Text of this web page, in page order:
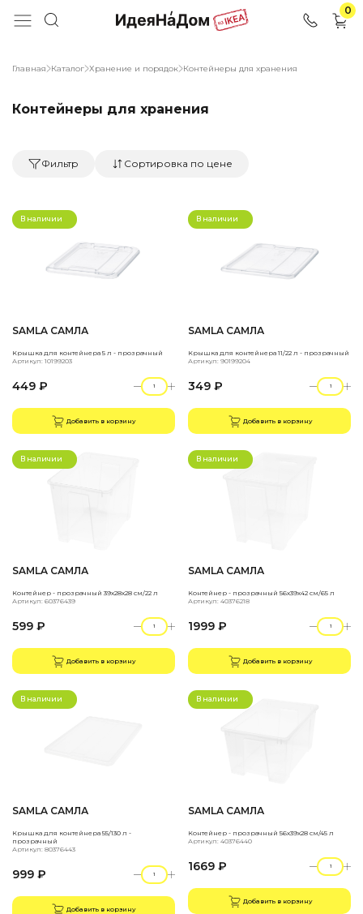
0
Главная Каталог Хранение и порядок Контейнеры для хранения
Контейнеры для хранения
Фильтр Сортировка по цене
В наличии
SAMLA САМЛА
Крышка для контейнера 5 л - прозрачный
Артикул: 10199203
449 ₽
Добавить в корзину
В наличии
SAMLA САМЛА
Крышка для контейнера 11/22 л - прозрачный
Артикул: 90199204
349 ₽
Добавить в корзину
В наличии
SAMLA САМЛА
Контейнер - прозрачный 39x28x28 см/22 л
Артикул: 60376439
599 ₽
Добавить в корзину
В наличии
SAMLA САМЛА
Контейнер - прозрачный 56x39x42 см/65 л
Артикул: 40376218
1999 ₽
Добавить в корзину
В наличии
SAMLA САМЛА
Крышка для контейнера 55/130 л -
прозрачный
Артикул: 80376443
999 ₽
Добавить в корзину
В наличии
SAMLA САМЛА
Контейнер - прозрачный 56x39x28 см/45 л
Артикул: 40376440
1669 ₽
Добавить в корзину